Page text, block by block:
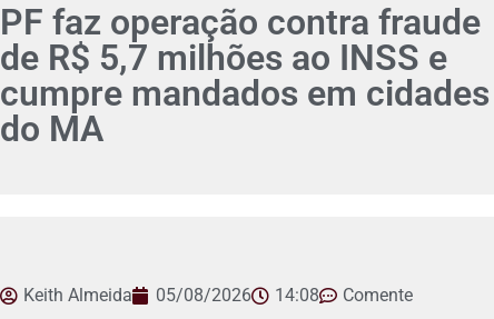
PF faz operação contra fraude
de R$ 5,7 milhões ao INSS e
cumpre mandados em cidades
do MA
Keith Almeida 05/08/2026 14:08 Comente